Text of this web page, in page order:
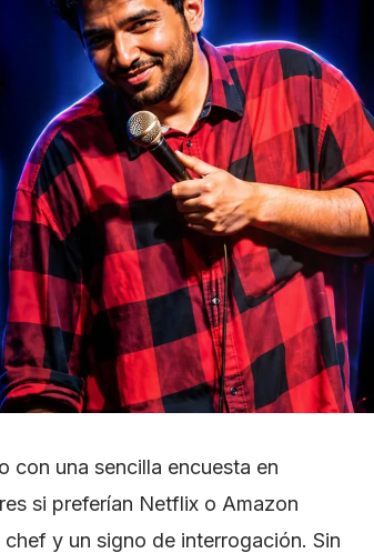
con una sencilla encuesta en
si preferían Netflix o Amazon
y un signo de interrogación. Sin